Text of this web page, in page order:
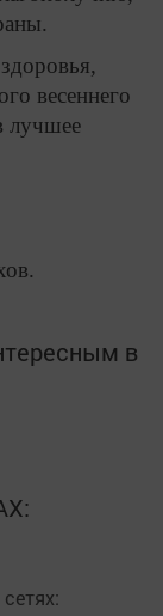
весеннего
лучшее
в